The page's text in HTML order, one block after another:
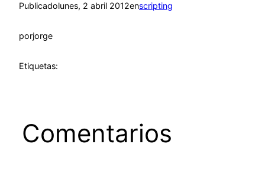
Publicadolunes, 2 abril 2012enscripting
porjorge
Etiquetas:
Comentarios